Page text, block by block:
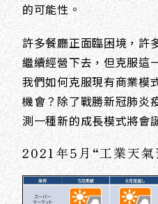
的可能性。
許多餐廳正面臨困境，許
繼續經營下去，但克服這
我們如何克服現有商業模
機會？除了戰勝新冠肺炎
測一種新的成長模式將會
2021年5月“工業天氣